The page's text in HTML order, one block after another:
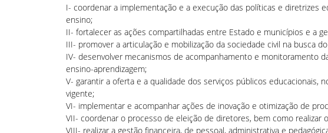
I- coordenar a implementação e a execução das políticas e diretrizes
ensino;
II- fortalecer as ações compartilhadas entre Estado e municípios e a
III- promover a articulação e mobilização da sociedade civil na busca
IV- desenvolver mecanismos de acompanhamento e monitoramento
ensino-aprendizagem;
V- garantir a oferta e a qualidade dos serviços públicos educacionais,
vigente;
VI- implementar e acompanhar ações de inovação e otimização de
VII- coordenar o processo de eleição de diretores, bem como
VIII- realizar a gestão financeira, de pessoal, administrativa e